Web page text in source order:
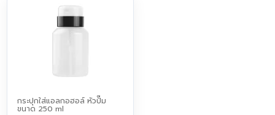
กระปุกใส่แอลกอฮอล์ หัวปั๊ม
ขนาด 250 ml